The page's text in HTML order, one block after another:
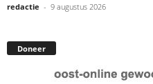
redactie - 9 augustus 2026
Doneer